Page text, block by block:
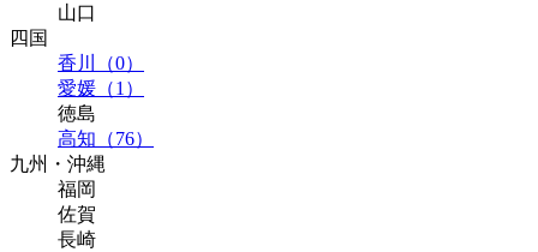
山口
四国
香川（0）
愛媛（1）
徳島
高知（76）
九州・沖縄
福岡
佐賀
長崎